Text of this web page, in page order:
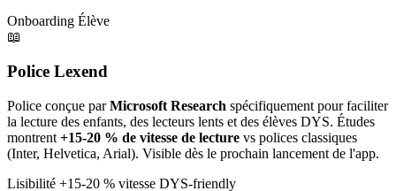
Onboarding Élève
📖
Police Lexend
Police conçue parMicrosoft Research spécifiquement pour faciliter
la lecture des enfants, des lecteurs lents et des élèves DYS. Études
montrent +15-20 % de vitesse de lecture vs polices classiques
(Inter, Helvetica, Arial). Visible dès le prochain lancement de l'app.
Lisibilité +15-20 % vitesse DYS-friendly